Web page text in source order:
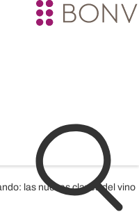
las nuevas claves del vino